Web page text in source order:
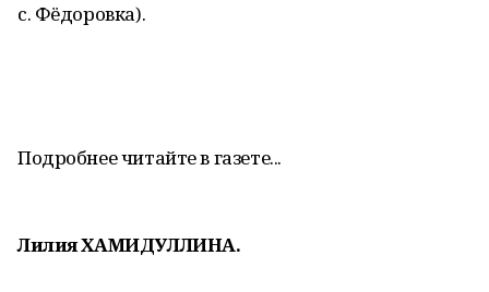
с. Фёдоровка).
Подробнее читайте в газете...
Лилия ХАМИДУЛЛИНА.